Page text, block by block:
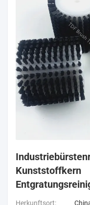
Kunststoffkern
Herkunftsort: